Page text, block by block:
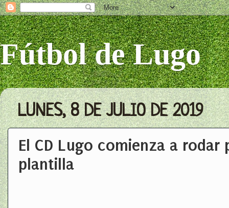
Fútbol de Lugo
LUNES, 8 DE JULIO DE 2019
El CD Lugo comienza a
plantilla